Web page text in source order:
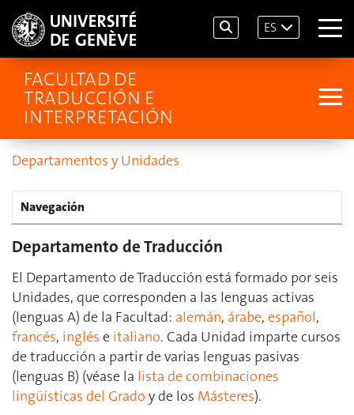
ES
FACULTAD DE
TRADUCCIÓN E
INTERPRETACIÓN
Departamentos y Unidades
Navegación
Departamento de Traducción
El Departamento de Traducción está formado por seis
Unidades, que corresponden a las lenguas activas
(lenguas A) de la Facultad: alemán, árabe, español,
francés, inglés e italiano. Cada Unidad imparte cursos
de traducción a partir de varias lenguas pasivas
(lenguas B) (véase la lista de combinaciones
lingüísticas del Grado y de los Másteres).